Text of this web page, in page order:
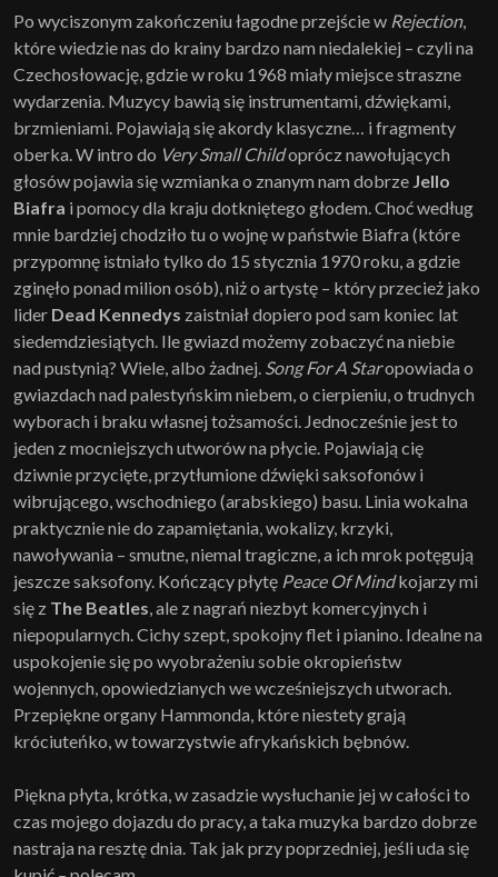
Po wyciszonym zakończeniu łagodne przejście w Rejection,
które wiedzie nas do krainy bardzo nam niedalekiej – czyli na
Czechosłowację, gdzie w roku 1968 miały miejsce straszne
wydarzenia. Muzycy bawią się instrumentami, dźwiękami,
brzmieniami. Pojawiają się akordy klasyczne… i fragmenty
oberka. W intro do Very Small Childoprócz nawołujących
głosów pojawia się wzmianka o znanym nam dobrze Jello
Biafra i pomocy dla kraju dotkniętego głodem. Choć według
mnie bardziej chodziło tu o wojnę w państwie Biafra (które
przypomnę istniało tylko do 15 stycznia 1970 roku, a gdzie
zginęło ponad milion osób), niż o artystę – który przecież jako
lider Dead Kennedys zaistniał dopiero pod sam koniec lat
siedemdziesiątych. Ile gwiazd możemy zobaczyć na niebie
nad pustynią? Wiele, albo żadnej. Song For A Staropowiada o
gwiazdach nad palestyńskim niebem, o cierpieniu, o trudnych
wyborach i braku własnej tożsamości. Jednocześnie jest to
jeden z mocniejszych utworów na płycie. Pojawiają cię
dziwnie przycięte, przytłumione dźwięki saksofonów i
wibrującego, wschodniego (arabskiego) basu. Linia wokalna
praktycznie nie do zapamiętania, wokalizy, krzyki,
nawoływania – smutne, niemal tragiczne, a ich mrok potęgują
jeszcze saksofony. Kończący płytę Peace Of Mindkojarzy mi
się z The Beatles , ale z nagrań niezbyt komercyjnych i
niepopularnych. Cichy szept, spokojny flet i pianino. Idealne na
uspokojenie się po wyobrażeniu sobie okropieństw
wojennych, opowiedzianych we wcześniejszych utworach.
Przepiękne organy Hammonda, które niestety grają
króciuteńko, w towarzystwie afrykańskich bębnów.
Piękna płyta, krótka, w zasadzie wysłuchanie jej w całości to
czas mojego dojazdu do pracy, a taka muzyka bardzo dobrze
nastraja na resztę dnia. Tak jak przy poprzedniej, jeśli uda się